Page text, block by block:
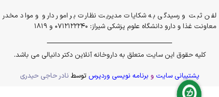
لفن ثبت و رسیدگی به شکایات مدیریت نظارت بر امور دارو و مواد مخدر
معاونت غذا و دارو دانشگاه علوم پزشکی شیراز: 0712122240 و 1819
کلیه حقوق این سایت متعلق به داروخانه آنلاین دکتر دانیالی می باشد.
پشتیبانی سایت و برنامه نویسی وردپرس توسط نادر حاجی حیدری